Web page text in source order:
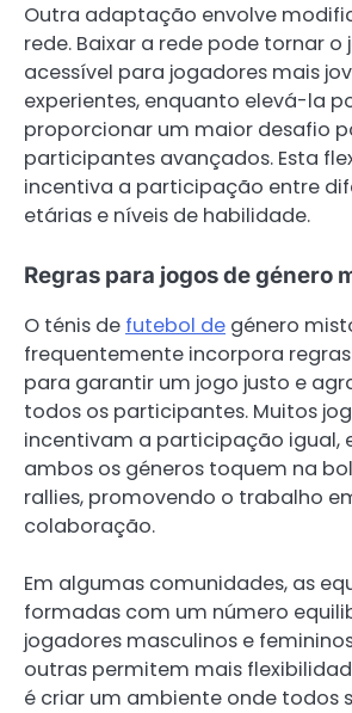
Outra adaptação envolve
rede. Baixar a rede pode tornar o
acessível para jogadores mais
experientes, enquanto elevá-la
proporcionar um maior desafio
participantes avançados. Esta
incentiva a participação entre
etárias e níveis de habilidade.
Regras para jogos de género
O ténis de futebol de género
frequentemente incorpora
para garantir um jogo justo e
todos os participantes. Muitos
incentivam a participação igual,
ambos os géneros toquem na
rallies, promovendo o trabalho
colaboração.
Em algumas comunidades, as
formadas com um número
jogadores masculinos e
outras permitem mais
é criar um ambiente onde todos